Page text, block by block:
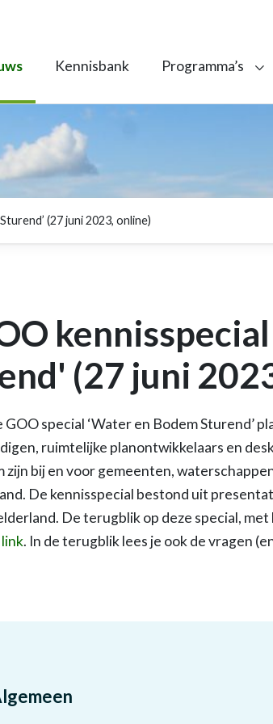
Kennisbank Programma’s
(27 juni 2023, online)
(27 juni
special ‘Water en Bodem Sturend’
ruimtelijke planontwikkelaars en
zijn bij en voor gemeenten,
De kennisspecial bestond uit
De terugblik op deze special,
. In de terugblik lees je ook de vragen